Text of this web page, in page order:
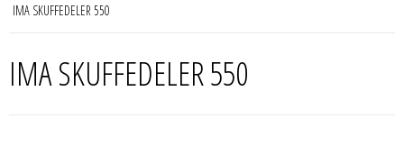
IMA SKUFFEDELER 550
IMA SKUFFEDELER 550